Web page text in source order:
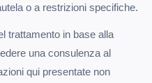
o a restrizioni specifiche.
trattamento in base alla
una consulenza al
qui presentate non